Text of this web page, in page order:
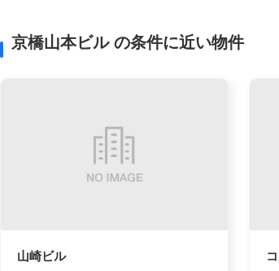
京橋山本ビル の条件に近い物件
山崎ビル